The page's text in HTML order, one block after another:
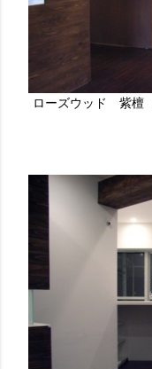
ローズウッド 紫檀